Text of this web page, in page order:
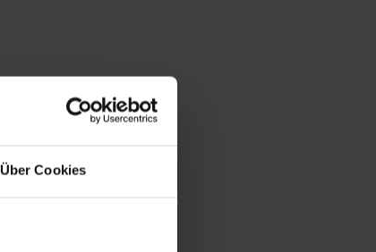
Über Cookies